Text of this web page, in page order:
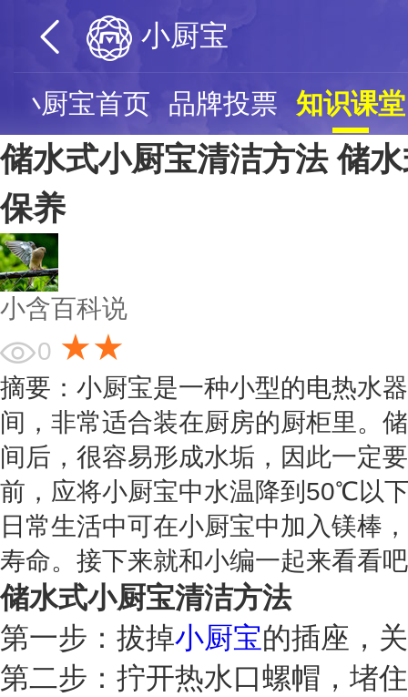
小厨宝
小厨宝首页 品牌投票 知识课堂
储水式小厨宝清洁方法 储
保养
小含百科说
0 ★★
摘要：小厨宝是一种小型的电热水
间，非常适合装在厨房的厨柜里。
间后，很容易形成水垢，因此一定
前，应将小厨宝中水温降到50℃以
日常生活中可在小厨宝中加入镁棒
寿命。接下来就和小编一起来看看
储水式小厨宝清洁方法
第一步：拔掉小厨宝的插座，
第二步：拧开热水口螺帽，堵